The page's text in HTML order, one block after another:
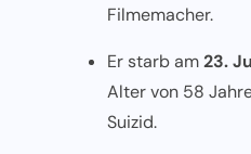
Filmemacher.
Er starb am23.
Alter von 58
Suizid.